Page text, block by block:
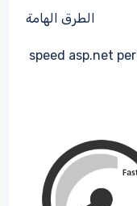
الطرق الهامة
speed asp.net